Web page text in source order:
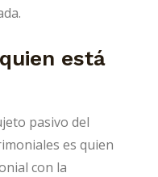
está
pasivo del
es quien
con la